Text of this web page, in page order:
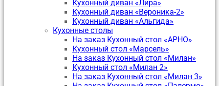
Кухонный диван «Лира»
Кухонный диван «Вероника-2»
Кухонный диван «Альгида»
Кухонные столы
На заказ Кухонный стол «АРНО»
Кухонный стол «Марсель»
На заказ Кухонный стол «Милан»
Кухонный стол «Милан 2»
На заказ Кухонный стол «Милан 3»